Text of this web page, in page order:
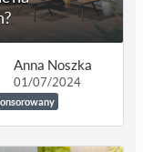
Anna Noszka
01/07/2024